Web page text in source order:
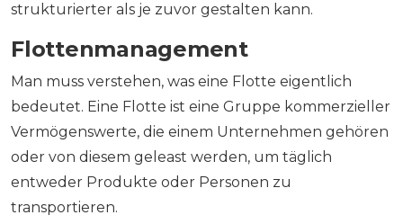
strukturierter als je zuvor gestalten kann.
Flottenmanagement
Man muss verstehen, was eine Flotte eigentlich
bedeutet. Eine Flotte ist eine Gruppe kommerzieller
Vermögenswerte, die einem Unternehmen gehören
oder von diesem geleast werden, um täglich
entweder Produkte oder Personen zu
transportieren.